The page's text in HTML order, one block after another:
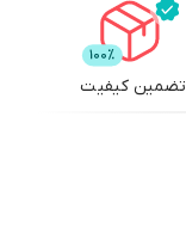
تضمین کیفیت